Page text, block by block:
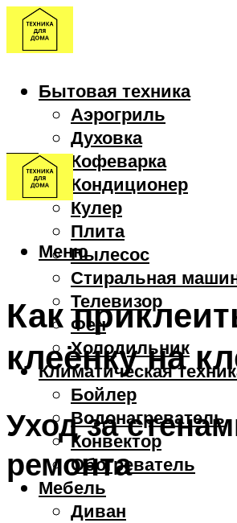
Бытовая техника
Аэрогриль
Духовка
Кофеварка
Кондиционер
Кулер
Плита
Пылесос
Стиральная
Телевизор
Фен
Холодильник
Климатическая
Бойлер
Водонагреватель
Конвектор
Обогреватель
Мебель
Диван
Меню
Как
клеёнку на
Уход за
ремонта